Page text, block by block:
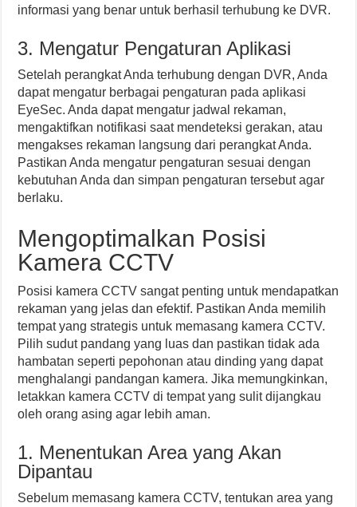
informasi yang benar untuk berhasil terhubung ke DVR.
3. Mengatur Pengaturan Aplikasi
Setelah perangkat Anda terhubung dengan DVR, Anda
dapat mengatur berbagai pengaturan pada aplikasi
EyeSec. Anda dapat mengatur jadwal rekaman,
mengaktifkan notifikasi saat mendeteksi gerakan, atau
mengakses rekaman langsung dari perangkat Anda.
Pastikan Anda mengatur pengaturan sesuai dengan
kebutuhan Anda dan simpan pengaturan tersebut agar
berlaku.
Mengoptimalkan Posisi
Kamera CCTV
Posisi kamera CCTV sangat penting untuk mendapatkan
rekaman yang jelas dan efektif. Pastikan Anda memilih
tempat yang strategis untuk memasang kamera CCTV.
Pilih sudut pandang yang luas dan pastikan tidak ada
hambatan seperti pepohonan atau dinding yang dapat
menghalangi pandangan kamera. Jika memungkinkan,
letakkan kamera CCTV di tempat yang sulit dijangkau
oleh orang asing agar lebih aman.
1. Menentukan Area yang Akan
Dipantau
Sebelum memasang kamera CCTV, tentukan area yang